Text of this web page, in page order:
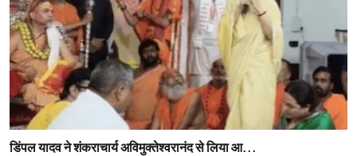
डिंपल यादव ने शंकराचार्य अविमुक्तेश्वरानंद से लिया आ...